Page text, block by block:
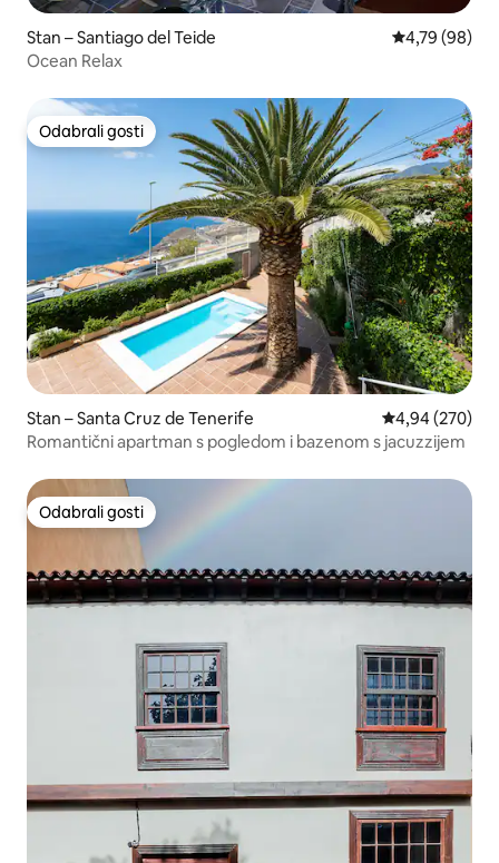
Stan – Santiago del Teide Prosječna
4,79 (98)
Ocean Relax
Odabrali gosti
Odabrali gosti
Stan – Santa Cruz de Tenerife Prosječna
4,94 (270)
Romantični apartman s pogledom i bazenom s jacuzzijem
Odabrali gosti
Odabrali gosti